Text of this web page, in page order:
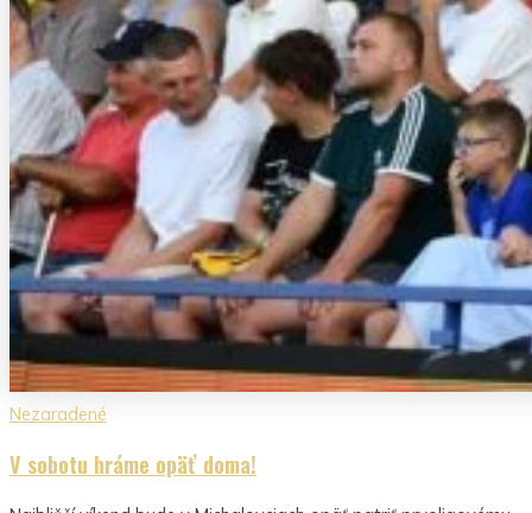
Nezaradené
V sobotu hráme opäť doma!